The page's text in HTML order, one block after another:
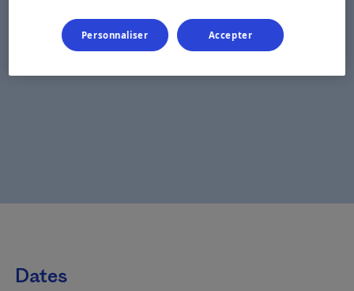
Dates
Personnaliser Accepter